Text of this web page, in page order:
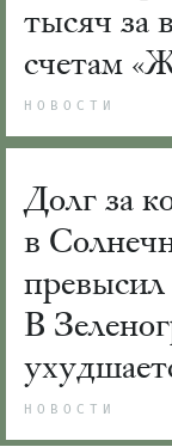
тысяч за
счетам
НОВОСТИ
Долг за
в
В
НОВОСТИ